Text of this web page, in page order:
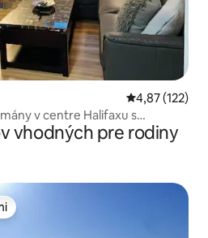
Priemerné
4,87 (122)
v centre Halifaxu s
vhodných pre rodiny